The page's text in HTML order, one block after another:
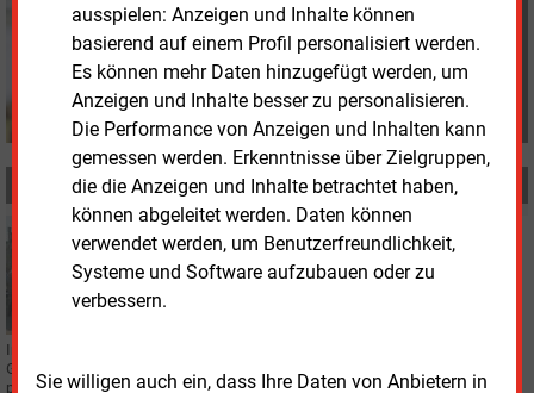
ausspielen: Anzeigen und Inhalte können
basierend auf einem Profil personalisiert werden.
Es können mehr Daten hinzugefügt werden, um
Anzeigen und Inhalte besser zu personalisieren.
Die Performance von Anzeigen und Inhalten kann
gemessen werden. Erkenntnisse über Zielgruppen,
die die Anzeigen und Inhalte betrachtet haben,
können abgeleitet werden. Daten können
verwendet werden, um Benutzerfreundlichkeit,
Systeme und Software aufzubauen oder zu
verbessern.
Sie willigen auch ein, dass Ihre Daten von Anbietern in
s.harmsen@energie-
und-management.de
MEHR ZUM THEMA
KRAFTSTOFFE
C1 produziert erstes Methanol im Pilotprojekt
Leuna100
Im Chemiepark Leuna in Sachsen-Anhalt hat das Climate-Tech-Start-up C1
Green Chemicals aus Berlin im Pilotprojekt „Leuna100“ das erste Methanol
produziert.